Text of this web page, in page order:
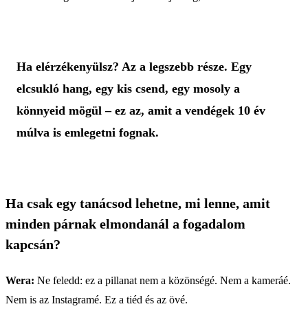
Ha elérzékenyülsz? Az a legszebb része. Egy
elcsukló hang, egy kis csend, egy mosoly a
könnyeid mögül – ez az, amit a vendégek 10 év
múlva is emlegetni fognak.
Ha csak egy tanácsod lehetne, mi lenne, amit
minden párnak elmondanál a fogadalom
kapcsán?
Wera: Ne feledd: ez a pillanat nem a közönségé. Nem a kameráé.
Nem is az Instagramé. Ez a tiéd és az övé.